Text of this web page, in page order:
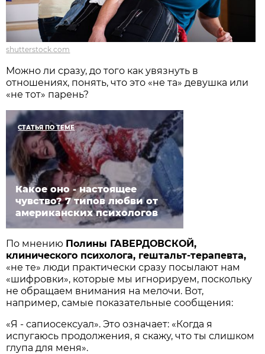
shutterstock.com
Можно ли сразу, до того как увязнуть в
отношениях, понять, что это «не та» девушка или
«не тот» парень?
СТАТЬЯ ПО ТЕМЕ
Какое оно - настоящее
чувство? 7 типов любви от
американских психологов
По мнению Полины ГАВЕРДОВСКОЙ,
клинического психолога, гештальт-терапевта,
«не те» люди практически сразу посылают нам
«шифровки», которые мы игнорируем, поскольку
не обращаем внимания на мелочи. Вот,
например, самые показательные сообщения:
«Я - сапиосексуал». Это означает: «Когда я
испугаюсь продолжения, я скажу, что ты слишком
глупа для меня».